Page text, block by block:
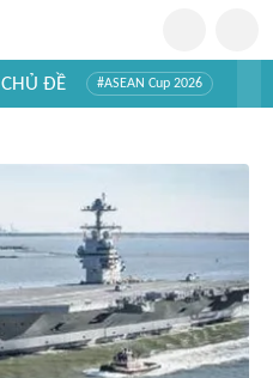
CHỦ ĐỀ #ASEAN Cup 2026